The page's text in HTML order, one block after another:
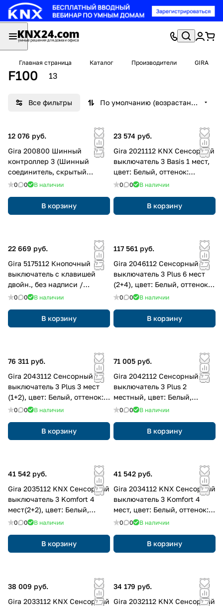
Главная страница Каталог Производители GIRA
F100 13
Все фильтры По умолчанию (возрастание)
12 076 руб.
Gira 200800 Шинный
контроллер 3 (Шинный
соединитель, скрытый
монтаж KNX/EIB)
0 0 В наличии
В корзину
23 574 руб.
Gira 2021112 KNX Сенсорный
выключатель 3 Basis 1 мест,
цвет: Белый, оттенок:
Глянцевый
0 0 В наличии
В корзину
22 669 руб.
Gira 5175112 Кнопочный
выключатель с клавишей
двойн., без надписи /
символы стрелки для Gira
0 0 В наличии
В корзину
117 561 руб.
Gira 2046112 Сенсорный
выключатель 3 Plus 6 мест
(2+4), цвет: Белый, оттенок:
Глянцевый
0 0 В наличии
В корзину
76 311 руб.
Gira 2043112 Сенсорный
выключатель 3 Plus 3 мест
(1+2), цвет: Белый, оттенок:
Глянцевый
0 0 В наличии
В корзину
71 005 руб.
Gira 2042112 Сенсорный
выключатель 3 Plus 2
местный, цвет: Белый,
оттенок: Глянцевый
0 0 В наличии
В корзину
41 542 руб.
Gira 2035112 KNX Сенсорный
выключатель 3 Komfort 4
мест(2+2), цвет: Белый,
оттенок: Глянцевый
0 0 В наличии
В корзину
41 542 руб.
Gira 2034112 KNX Сенсорный
выключатель 3 Komfort 4
мест, цвет: Белый, оттенок:
Глянцевый
0 0 В наличии
В корзину
38 009 руб.
Gira 2033112 KNX Сенсорный
34 179 руб.
Gira 2032112 KNX Сенсорный